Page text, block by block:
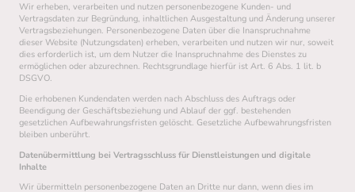
Wir erheben, verarbeiten und nutzen personenbezogene Kunden- und
Vertragsdaten zur Begründung, inhaltlichen Ausgestaltung und Änderung unserer
Vertragsbeziehungen. Personenbezogene Daten über die Inanspruchnahme
dieser Website (Nutzungsdaten) erheben, verarbeiten und nutzen wir nur, soweit
dies erforderlich ist, um dem Nutzer die Inanspruchnahme des Dienstes zu
ermöglichen oder abzurechnen. Rechtsgrundlage hierfür ist Art. 6 Abs. 1 lit. b
DSGVO.
Die erhobenen Kundendaten werden nach Abschluss des Auftrags oder
Beendigung der Geschäftsbeziehung und Ablauf der ggf. bestehenden
gesetzlichen Aufbewahrungsfristen gelöscht. Gesetzliche Aufbewahrungsfristen
bleiben unberührt.
Datenübermittlung bei Vertragsschluss für Dienstleistungen und digitale
Inhalte
Wir übermitteln personenbezogene Daten an Dritte nur dann, wenn dies im